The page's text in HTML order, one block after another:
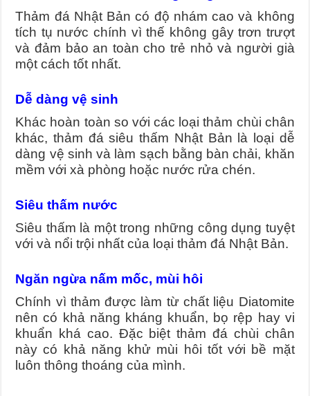
Thảm đá Nhật Bản có độ nhám cao và không
tích tụ nước chính vì thế không gây trơn trượt
và đảm bảo an toàn cho trẻ nhỏ và người già
một cách tốt nhất.
Dễ dàng vệ sinh
Khác hoàn toàn so với các loại thảm chùi chân
khác, thảm đá siêu thấm Nhật Bản là loại dễ
dàng vệ sinh và làm sạch bằng bàn chải, khăn
mềm với xà phòng hoặc nước rửa chén.
Siêu thấm nước
Siêu thấm là một trong những công dụng tuyệt
với và nổi trội nhất của loại thảm đá Nhật Bản.
Ngăn ngừa nấm mốc, mùi hôi
Chính vì thảm được làm từ chất liệu Diatomite
nên có khả năng kháng khuẩn, bọ rệp hay vi
khuẩn khá cao. Đặc biệt thảm đá chùi chân
này có khả năng khử mùi hôi tốt với bề mặt
luôn thông thoáng của mình.